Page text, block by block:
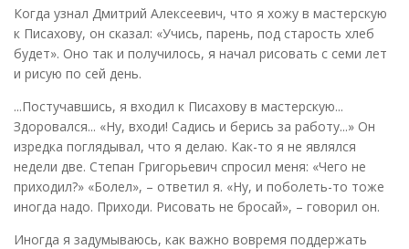
Когда узнал Дмитрий Алексеевич, что я хожу в мастерскую
к Писахову, он сказал: «Учись, парень, под старость хлеб
будет». Оно так и получилось, я начал рисовать с семи лет
и рисую по сей день.
...Постучавшись, я входил к Писахову в мастерскую...
Здоровался... «Ну, входи! Садись и берись за работу...» Он
изредка поглядывал, что я делаю. Как-то я не являлся
недели две. Степан Григорьевич спросил меня: «Чего не
приходил?» «Болел», – ответил я. «Ну, и поболеть-то тоже
иногда надо. Приходи. Рисовать не бросай», – говорил он.
Иногда я задумываюсь, как важно вовремя поддержать